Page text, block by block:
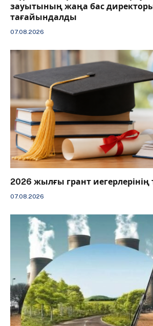
зауытының жаңа бас
тағайындалды
07.08.2026
2026 жылғы грант иегерлерінің
07.08.2026